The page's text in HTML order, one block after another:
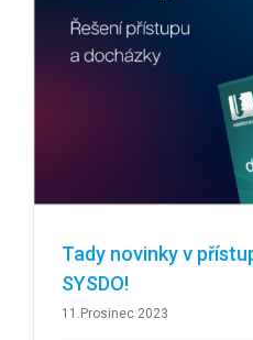
Tady novinky v
SYSDO!
11.Prosinec 2023